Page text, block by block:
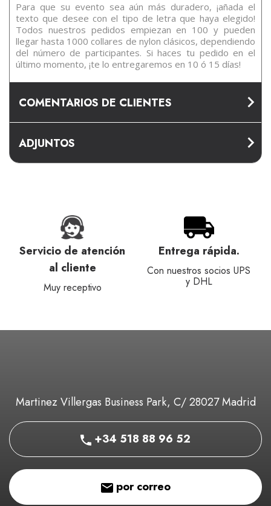
Para que su evento sea aún más duradero, ¡añada el
texto que desee con el tipo de letra que haya elegido!
Todos nuestros pedidos empiezan en 100 y pueden
llegar hasta 1000 collares de nylon clásicos, dependiendo
del número de participantes. Si haces tu pedido en el
último momento, ¡te lo entregaremos en 10 ó 15 días!
COMENTARIOS DE CLIENTES
ADJUNTOS
Servicio de atención
al cliente
Muy receptivo
Entrega rápida.
Con nuestros socios UPS
y DHL
Martinez Villergas Business Park, C/ 28027 Madrid
+34 518 88 96 52
por correo